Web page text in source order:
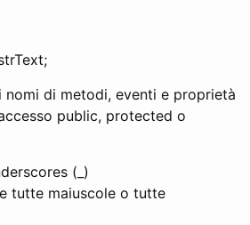
nomi di metodi, eventi e proprietà
public, protected o
(_)
tutte maiuscole o tutte